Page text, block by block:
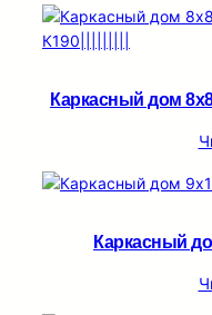
Каркасный дом
Каркасный